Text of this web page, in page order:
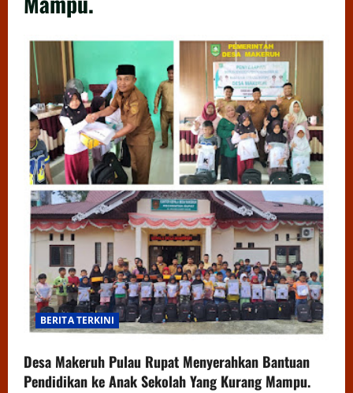
BERITA TERKINI
Desa Makeruh Pulau Rupat Menyerahkan Bantuan
Pendidikan ke Anak Sekolah Yang Kurang Mampu.